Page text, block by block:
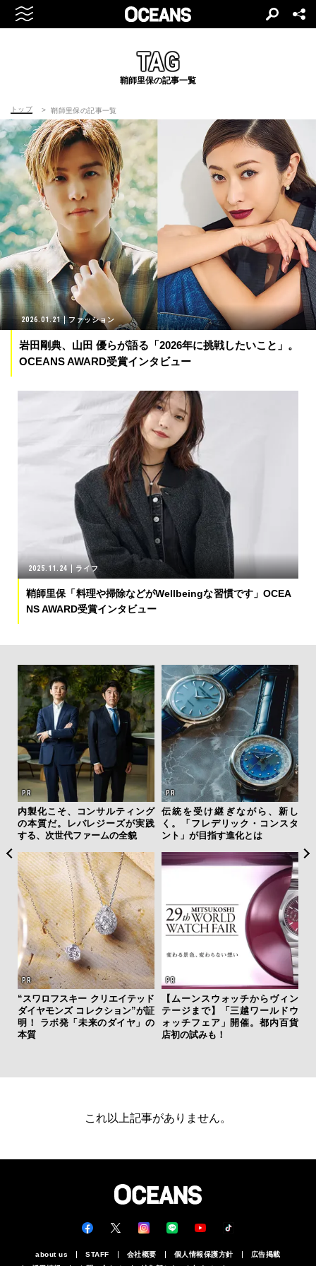
TAG
鞘師里保の記事一覧
トップ 鞘師里保の記事一覧
2026.01.21 ファッション
岩田剛典、山田 優らが語る「2026年に挑戦したいこと」。
OCEANS AWARD受賞インタビュー
2025.11.24 ライフ
鞘師里保「料理や掃除などがWellbeingな習慣です」OCEA
NS AWARD受賞インタビュー
内製化こそ、コンサルティング
の本質だ。レバレジーズが実践
する、次世代ファームの全貌
伝統を受け継ぎながら、新し
く。「フレデリック・コンスタ
ント」が目指す進化とは
“スワロフスキー クリエイテッド
ダイヤモンズ コレクション”が証
明！ ラボ発「未来のダイヤ」の
本質
【ムーンスウォッチからヴィン
テージまで】「三越ワールドウ
ォッチフェア」開催。都内百貨
店初の試みも！
y
これ以上記事がありません。
about us STAFF 会社概要 個人情報保護方針
広告掲載